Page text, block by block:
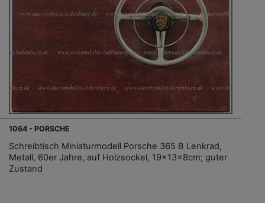
1064 - PORSCHE
Schreibtisch Miniaturmodell Porsche 365 B Lenkrad,
Metall, 60er Jahre, auf Holzsockel, 19x13x8cm; guter
Zustand